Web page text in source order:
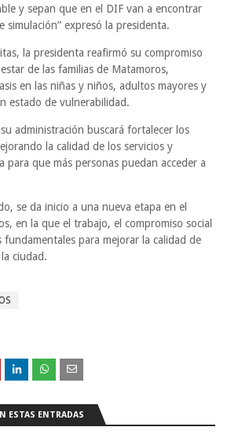
y sepan que en el DIF van a encontrar
simulación” expresó la presidenta.
la presidenta reafirmó su compromiso
de las familias de Matamoros,
en las niñas y niños, adultos mayores y
estado de vulnerabilidad.
administración buscará fortalecer los
la calidad de los servicios y
para que más personas puedan acceder a
se da inicio a una nueva etapa en el
en la que el trabajo, el compromiso social
fundamentales para mejorar la calidad de
ciudad.
ESTAS ENTRADAS